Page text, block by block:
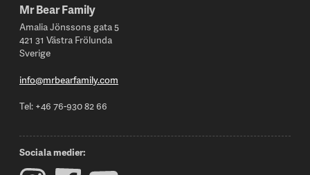
Kommentar (frivilligt):
Footer
Mr Bear Family
Amalia Jönssons gata 5
421 31 Västra Frölunda
Sverige
info@mrbearfamily.com
Tel: +46 76-930 82 66
Sociala medier: